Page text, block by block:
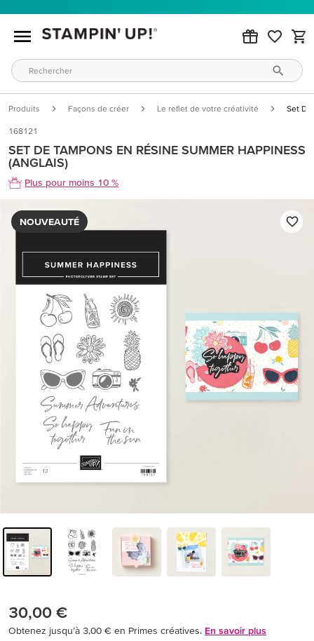
Produits Façons de créer Le reflet de votre créativité Set De
168121
SET DE TAMPONS EN RÉSINE SUMMER HAPPINESS
(ANGLAIS)
Plus pour moins 10 %
NOUVEAUTÉ
30,00 €
Obtenez jusqu’à 3,00 € en Primes créatives. En savoir plus